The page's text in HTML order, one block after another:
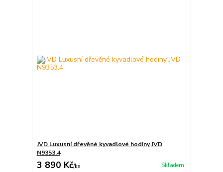
JVD Luxusní dřevěné kyvadlové hodiny JVD
N9353.4
3 890 Kč/ks Skladem